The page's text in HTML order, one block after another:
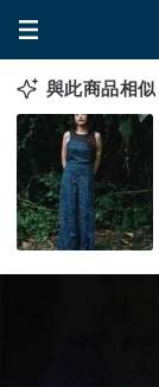
與此商品相似